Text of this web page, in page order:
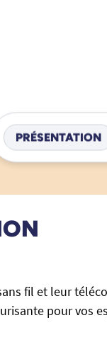
PRÉSENTATION
fil et leur
pour vos